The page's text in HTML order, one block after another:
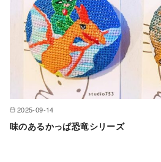
2025-09-14
味のあるかっぱ恐竜シリーズ